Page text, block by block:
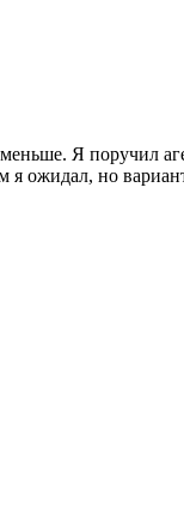
Я
я ожидал, но